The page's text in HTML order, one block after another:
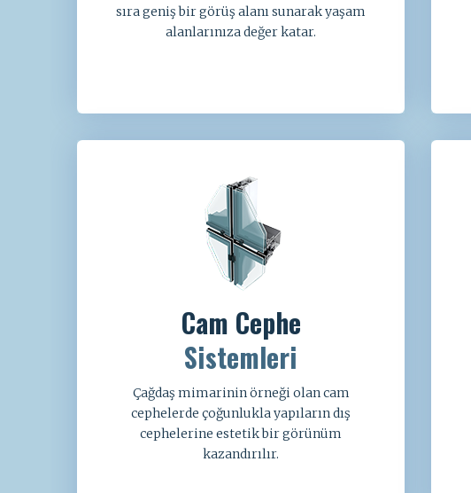
sıra geniş bir görüş alanı sunarak yaşam
alanlarınıza değer katar.
Cam Cephe
Sistemleri
Çağdaş mimarinin örneği olan cam
cephelerde çoğunlukla yapıların dış
cephelerine estetik bir görünüm
kazandırılır.